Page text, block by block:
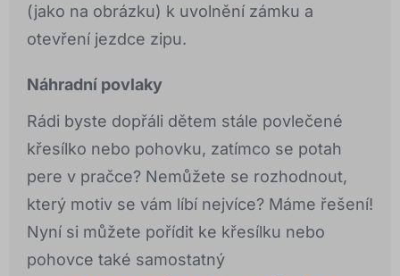
(jako na obrázku) k uvolnění zámku a
otevření jezdce zipu.
Náhradní povlaky
Rádi byste dopřáli dětem stále povlečené
křesílko nebo pohovku, zatímco se potah
pere v pračce? Nemůžete se rozhodnout,
který motiv se vám líbí nejvíce? Máme řešení!
Nyní si můžete pořídit ke křesílku nebo
pohovce také samostatný